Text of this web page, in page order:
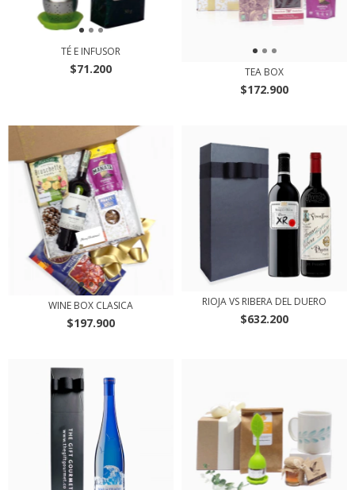
TÉ E INFUSOR
$71.200 TEA BOX
$172.900
WINE BOX CLASICA
$197.900
RIOJA VS RIBERA DEL DUERO
$632.200